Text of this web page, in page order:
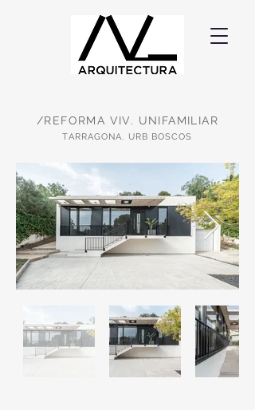
/REFORMA VIV. UNIFAMILIAR
TARRAGONA. URB BOSCOS